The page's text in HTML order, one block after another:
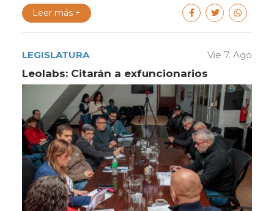
Leer más +
LEGISLATURA Vie 7. Ago
Leolabs: Citarán a exfuncionarios